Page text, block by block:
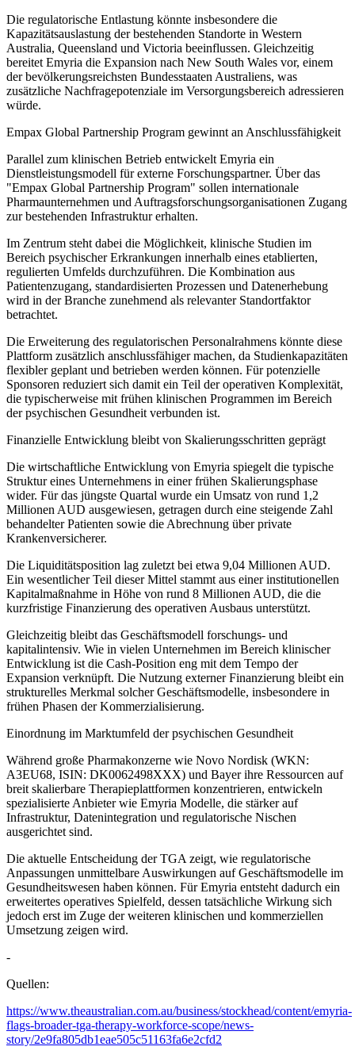
Die regulatorische Entlastung könnte insbesondere die
Kapazitätsauslastung der bestehenden Standorte in Western
Australia, Queensland und Victoria beeinflussen. Gleichzeitig
bereitet Emyria die Expansion nach New South Wales vor, einem
der bevölkerungsreichsten Bundesstaaten Australiens, was
zusätzliche Nachfragepotenziale im Versorgungsbereich adressieren
würde.
Empax Global Partnership Program gewinnt an Anschlussfähigkeit
Parallel zum klinischen Betrieb entwickelt Emyria ein
Dienstleistungsmodell für externe Forschungspartner. Über das
"Empax Global Partnership Program" sollen internationale
Pharmaunternehmen und Auftragsforschungsorganisationen Zugang
zur bestehenden Infrastruktur erhalten.
Im Zentrum steht dabei die Möglichkeit, klinische Studien im
Bereich psychischer Erkrankungen innerhalb eines etablierten,
regulierten Umfelds durchzuführen. Die Kombination aus
Patientenzugang, standardisierten Prozessen und Datenerhebung
wird in der Branche zunehmend als relevanter Standortfaktor
betrachtet.
Die Erweiterung des regulatorischen Personalrahmens könnte diese
Plattform zusätzlich anschlussfähiger machen, da Studienkapazitäten
flexibler geplant und betrieben werden können. Für potenzielle
Sponsoren reduziert sich damit ein Teil der operativen Komplexität,
die typischerweise mit frühen klinischen Programmen im Bereich
der psychischen Gesundheit verbunden ist.
Finanzielle Entwicklung bleibt von Skalierungsschritten geprägt
Die wirtschaftliche Entwicklung von Emyria spiegelt die typische
Struktur eines Unternehmens in einer frühen Skalierungsphase
wider. Für das jüngste Quartal wurde ein Umsatz von rund 1,2
Millionen AUD ausgewiesen, getragen durch eine steigende Zahl
behandelter Patienten sowie die Abrechnung über private
Krankenversicherer.
Die Liquiditätsposition lag zuletzt bei etwa 9,04 Millionen AUD.
Ein wesentlicher Teil dieser Mittel stammt aus einer institutionellen
Kapitalmaßnahme in Höhe von rund 8 Millionen AUD, die die
kurzfristige Finanzierung des operativen Ausbaus unterstützt.
Gleichzeitig bleibt das Geschäftsmodell forschungs- und
kapitalintensiv. Wie in vielen Unternehmen im Bereich klinischer
Entwicklung ist die Cash-Position eng mit dem Tempo der
Expansion verknüpft. Die Nutzung externer Finanzierung bleibt ein
strukturelles Merkmal solcher Geschäftsmodelle, insbesondere in
frühen Phasen der Kommerzialisierung.
Einordnung im Marktumfeld der psychischen Gesundheit
Während große Pharmakonzerne wie Novo Nordisk (WKN:
A3EU68, ISIN: DK0062498XXX) und Bayer ihre Ressourcen auf
breit skalierbare Therapieplattformen konzentrieren, entwickeln
spezialisierte Anbieter wie Emyria Modelle, die stärker auf
Infrastruktur, Datenintegration und regulatorische Nischen
ausgerichtet sind.
Die aktuelle Entscheidung der TGA zeigt, wie regulatorische
Anpassungen unmittelbare Auswirkungen auf Geschäftsmodelle im
Gesundheitswesen haben können. Für Emyria entsteht dadurch ein
erweitertes operatives Spielfeld, dessen tatsächliche Wirkung sich
jedoch erst im Zuge der weiteren klinischen und kommerziellen
Umsetzung zeigen wird.
-
Quellen:
https://www.theaustralian.com.au/business/stockhead/content/emyria-
flags-broader-tga-therapy-workforce-scope/news-
story/2e9fa805db1eae505c51163fa6e2cfd2